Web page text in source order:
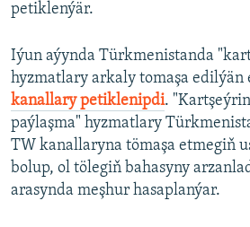
petiklenýär.
Iýun aýynda Türkmenistanda
hyzmatlary arkaly tomaşa edilýän
kanallary petiklenipdi.
paýlaşma" hyzmatlary
TW kanallaryna tömaşa etmegiň
bolup, ol tölegiň bahasyny
arasynda meşhur hasaplanýar.